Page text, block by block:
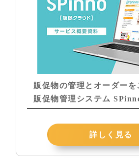
販促物の管理とオーダー
販促物管理システム
詳しく見る